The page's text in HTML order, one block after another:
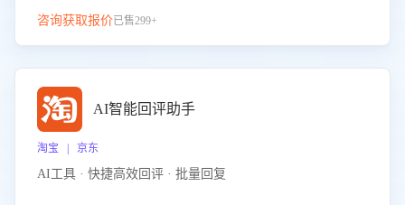
咨询获取报价已售299+
AI智能回评助手
淘宝 | 京东
AI工具 · 快捷高效回评 · 批量回复